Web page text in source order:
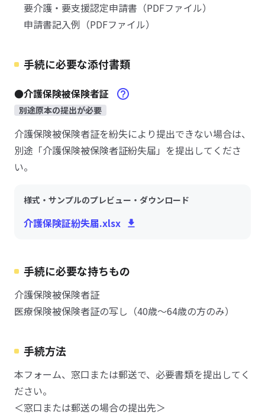
要介護・要支援認定申請書（PDFファイル）
申請書記入例（PDFファイル）
手続に必要な添付書類
●介護保険被保険者証
別途原本の提出が必要
介護保険被保険者証を紛失により提出できない場合は、
別途「介護保険被保険者証紛失届」を提出してくださ
い。
様式・サンプルのプレビュー・ダウンロード
介護保険証紛失届.xlsx
手続に必要な持ちもの
介護保険被保険者証
医療保険被保険者証の写し（40歳～64歳の方のみ）
手続方法
本フォーム、窓口または郵送で、必要書類を提出してく
ださい。
＜窓口または郵送の場合の提出先＞